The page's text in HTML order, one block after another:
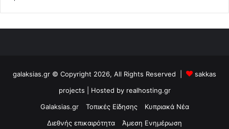
galaksias.gr © Copyright 2026, All Rights Reserved |
sakkas
projects | Hosted by realhosting.gr
Galaksias.gr
Τοπικές Είδησης
Κυπριακά Νέα
Διεθνής επικαιρότητα
Άμεση Ενημέρωση